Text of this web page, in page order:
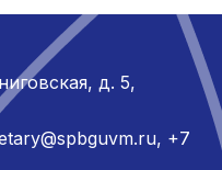
д. 5,
, +7